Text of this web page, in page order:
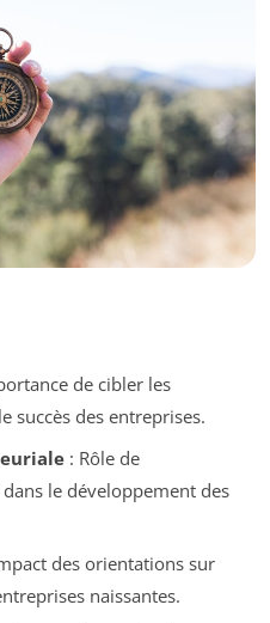
de cibler les
succès des entreprises.
: Rôle de
le développement des
des orientations sur
naissantes.